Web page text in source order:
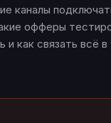
каналы
офферы
и как связать всё